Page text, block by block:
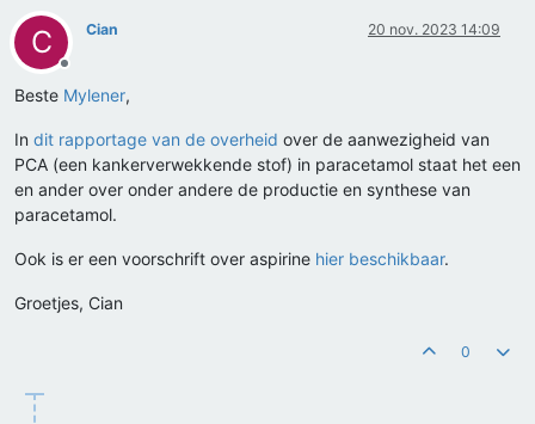
C
Offline
Cian 20 nov. 2023 14:09
Beste Mylener,
In dit rapportage van de overheid over de aanwezigheid van
PCA (een kankerverwekkende stof) in paracetamol staat het een
en ander over onder andere de productie en synthese van
paracetamol.
Ook is er een voorschrift over aspirine hier beschikbaar.
Groetjes, Cian
0